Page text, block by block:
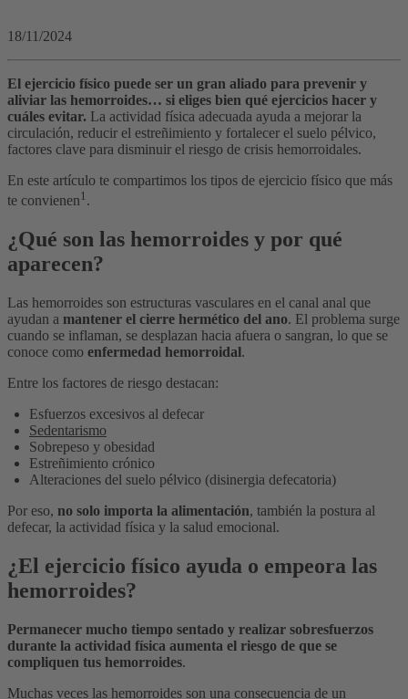
18/11/2024
El ejercicio físico puede ser un gran aliado para prevenir y
aliviar las hemorroides… si eliges bien qué ejercicios hacer y
cuáles evitar. La actividad física adecuada ayuda a mejorar la
circulación, reducir el estreñimiento y fortalecer el suelo pélvico,
factores clave para disminuir el riesgo de crisis hemorroidales.
En este artículo te compartimos los tipos de ejercicio físico que más
te convienen1 .
¿Qué son las hemorroides y por qué
aparecen?
Las hemorroides son estructuras vasculares en el canal anal que
ayudan a mantener el cierre hermético del ano. El problema surge
cuando se inflaman, se desplazan hacia afuera o sangran, lo que se
conoce como enfermedad hemorroidal.
Entre los factores de riesgo destacan:
Esfuerzos excesivos al defecar
Sedentarismo
Sobrepeso y obesidad
Estreñimiento crónico
Alteraciones del suelo pélvico (disinergia defecatoria)
Por eso, no solo importa la alimentación, también la postura al
defecar, la actividad física y la salud emocional.
¿El ejercicio físico ayuda o empeora las
hemorroides?
Permanecer mucho tiempo sentado y realizar sobresfuerzos
durante la actividad física aumenta el riesgo de que se
compliquen tus hemorroides.
Muchas veces las hemorroides son una consecuencia de un